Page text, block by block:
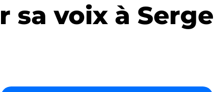
sa voix à Serge